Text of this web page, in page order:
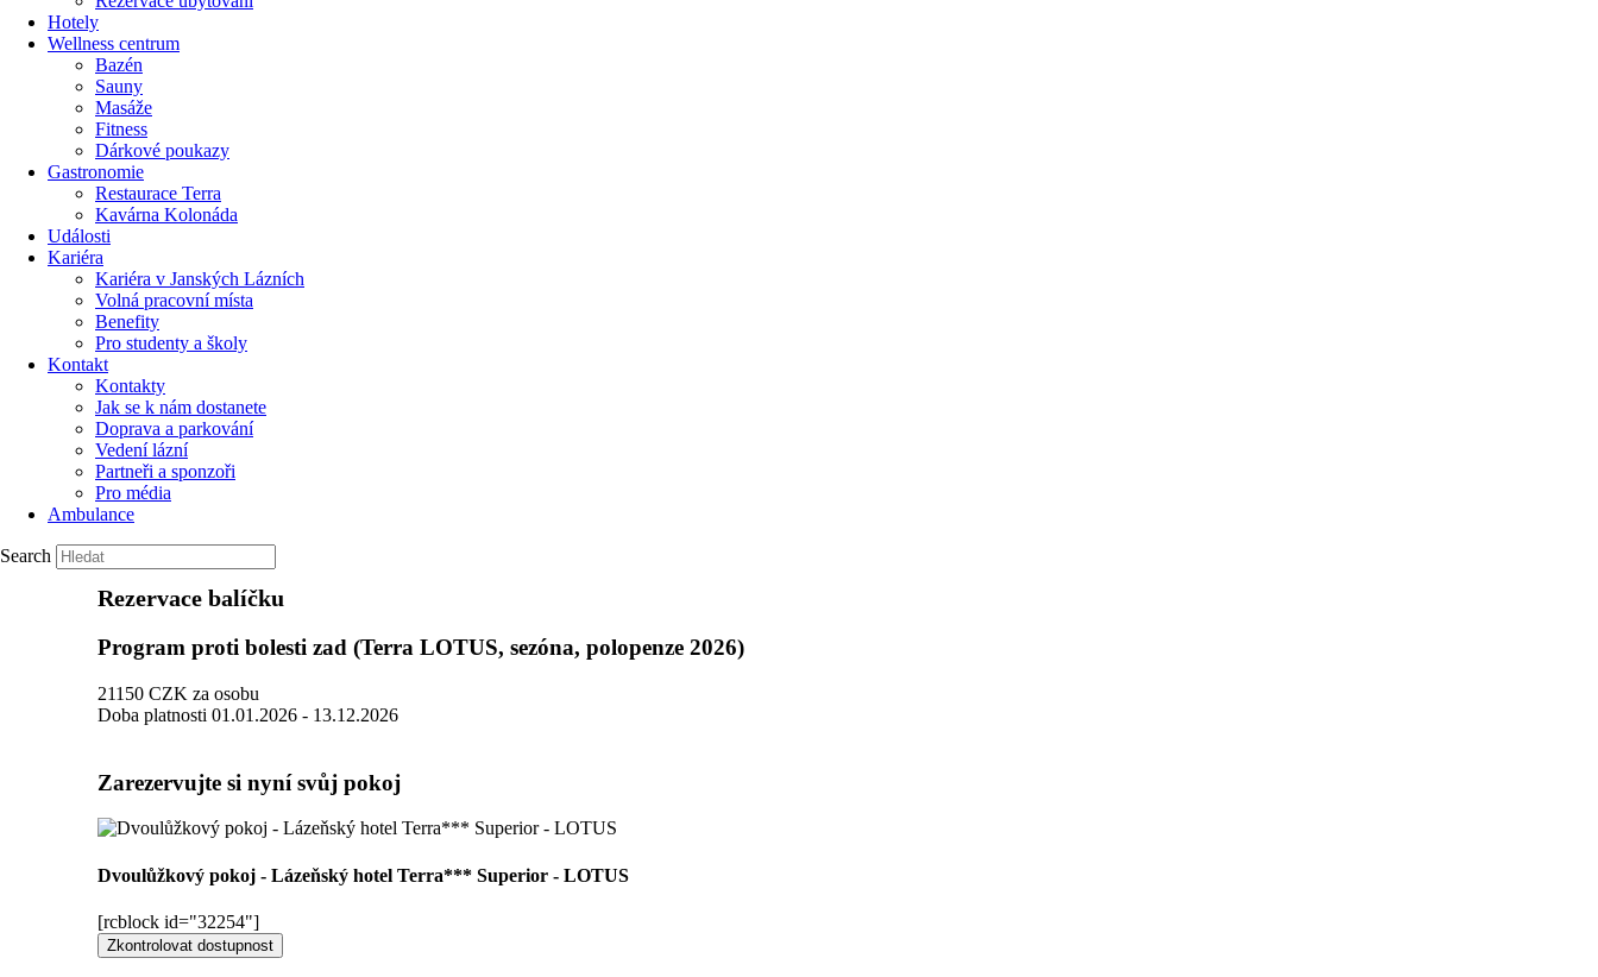
Hotely
Wellness centrum
Bazén
Sauny
Masáže
Fitness
Dárkové poukazy​
Gastronomie
Restaurace Terra
Kavárna Kolonáda
Události
Kariéra
Kariéra v Janských Lázních
Volná pracovní místa
Benefity
Pro studenty a školy
Kontakt
Kontakty
Jak se k nám dostanete
Doprava a parkování
Vedení lázní
Partneři a sponzoři
Pro média
Ambulance
Search
Rezervace balíčku
Program proti bolesti zad (Terra LOTUS, sezóna, polopenze 2026)
21150 CZK za osobu
Doba platnosti 01.01.2026 - 13.12.2026
Zarezervujte si nyní svůj pokoj
Dvoulůžkový pokoj - Lázeňský hotel Terra*** Superior - LOTUS
[rcblock id="32254"]
Zkontrolovat dostupnost